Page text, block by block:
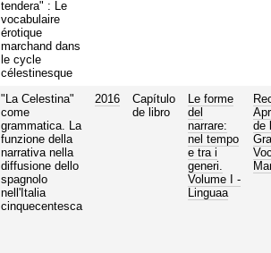
tendera" : Le
vocabulaire
érotique
marchand dans
le cycle
célestinesque
"La Celestina"
come
grammatica. La
funzione della
narrativa nella
diffusione dello
spagnolo
nell'Italia
cinquecentesca
2016
Capítulo
de libro
Le forme
del
narrare:
nel tempo
e tra i
generi.
Volume I -
Linguaa
de